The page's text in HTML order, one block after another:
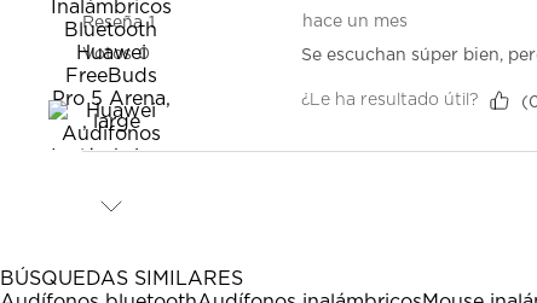
Reseña 1
Votos 0
hace un mes
Se escuchan súper bien,
¿Le ha resultado útil? (
BÚSQUEDAS SIMILARES